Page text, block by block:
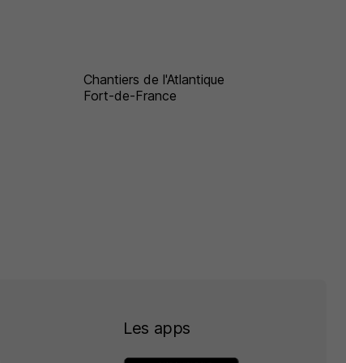
Chantiers de l'Atlantique
Fort-de-France
Les apps